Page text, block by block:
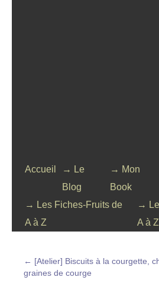
Accueil
→ Le
Blog
→ Mon
Book
→ Les Fiches-Fruits de
A à Z
→
A à Z
← [Atelier] Biscuits à la courgette,
graines de courge